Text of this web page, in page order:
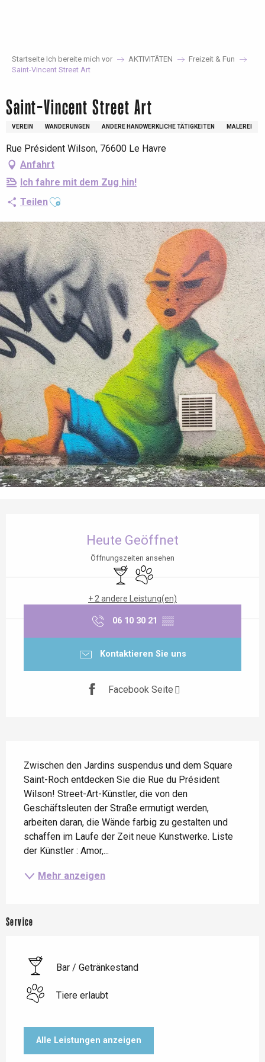
Startseite Ich bereite mich vor AKTIVITÄTEN
Freizeit & Fun
Saint-Vincent Street Art
Saint-Vincent Street Art
VEREIN WANDERUNGEN ANDERE HANDWERKLICHE TÄTIGKEITEN MALEREI
Rue Président Wilson, 76600 Le Havre
Anfahrt
Ich fahre mit dem Zug hin!
TeilenAjouter aux favoris
Heute Geöffnet
Öffnungszeiten ansehen
Bar / Getränkestand
Tiere erlaubt
+ 2 andere Leistung(en)
06 10 30 21 ▒▒
Kontaktieren Sie uns
Facebook Seite
Zwischen den Jardins suspendus und dem Square
Saint-Roch entdecken Sie die Rue du Président
Wilson! Street-Art-Künstler, die von den
Geschäftsleuten der Straße ermutigt werden,
arbeiten daran, die Wände farbig zu gestalten und
schaffen im Laufe der Zeit neue Kunstwerke. Liste
der Künstler : Amor,...
Mehr anzeigen
Service
Bar / Getränkestand
Tiere erlaubt
Alle Leistungen anzeigen